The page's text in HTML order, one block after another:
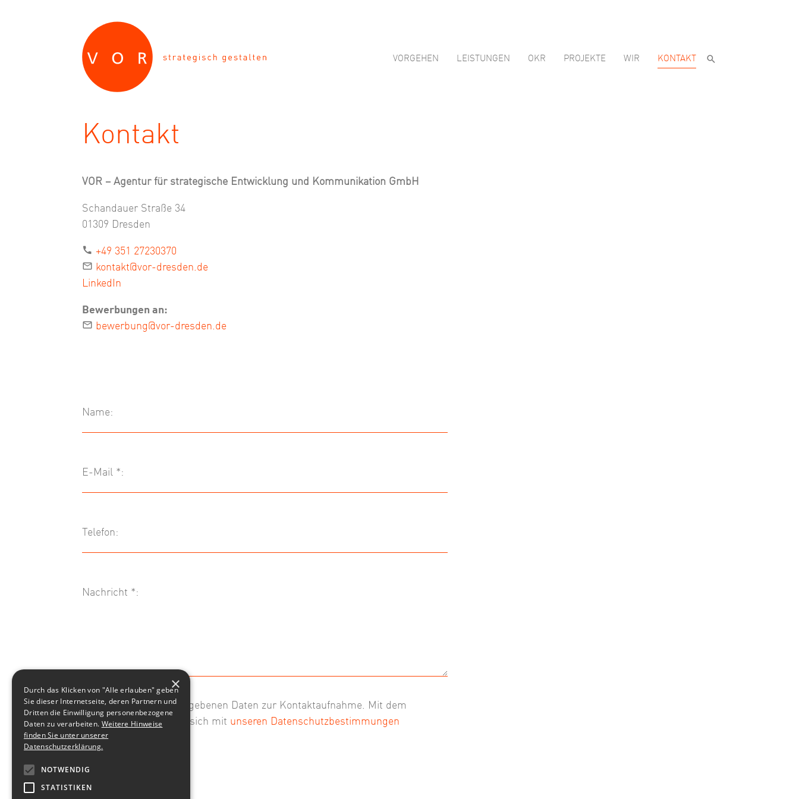
VORGEHEN LEISTUNGEN OKR PROJEKTE WIR KONTAKT
Kontakt
VOR – Agentur für strategische Entwicklung und Kommunikation GmbH
Schandauer Straße 34
01309 Dresden
+49 351 27230370
kontakt@vor-dresden.de
LinkedIn
Bewerbungen an:
bewerbung@vor-dresden.de
Name:
E-Mail *:
Telefon:
Nachricht *:
Wir speichern die angegebenen Daten zur Kontaktaufnahme. Mit dem
Absenden erklären Sie sich mit unseren Datenschutzbestimmungen
einverstanden.
×
Durch das Klicken von "Alle erlauben" geben
Sie dieser Internetseite, deren Partnern und
Dritten die Einwilligung personenbezogene
Daten zu verarbeiten. Weitere Hinweise
finden Sie unter unserer
Datenschutzerklärung.
NOTWENDIG
STATISTIKEN